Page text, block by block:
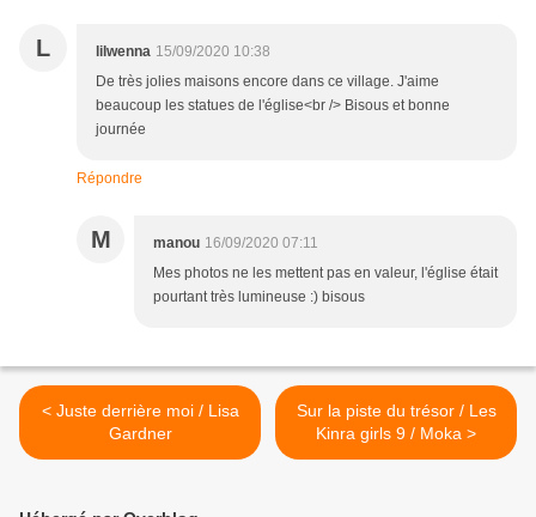
L lilwenna 15/09/2020 10:38
De très jolies maisons encore dans ce village. J'aime
beaucoup les statues de l'église<br /> Bisous et bonne
journée
Répondre
M manou 16/09/2020 07:11
Mes photos ne les mettent pas en valeur, l'église était
pourtant très lumineuse :) bisous
< Juste derrière moi / Lisa
Gardner
Sur la piste du trésor / Les
Kinra girls 9 / Moka >